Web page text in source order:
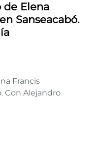
de Elena
Sanseacabó.
Francis
Con Alejandro